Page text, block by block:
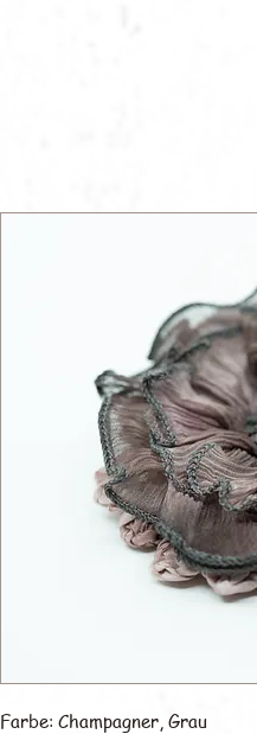
Farbe: Champagner, Grau